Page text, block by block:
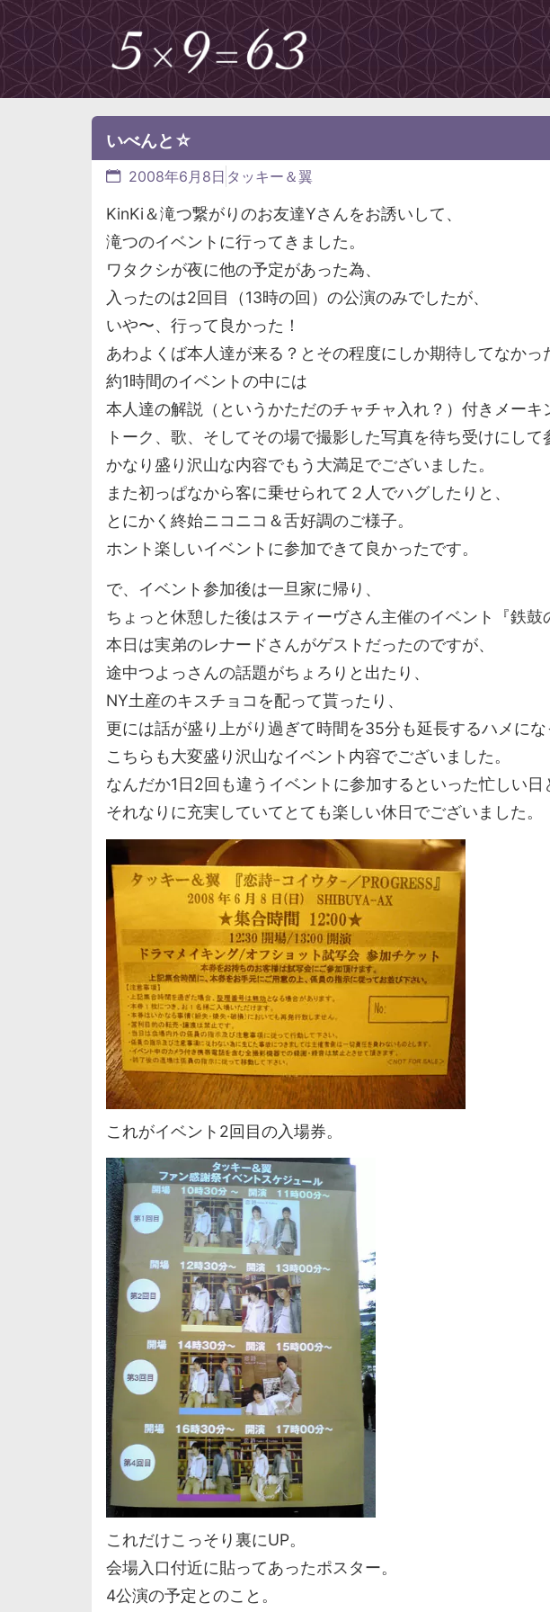
いべんと☆
2008年6月8日 タッキー＆翼
KinKi＆滝つ繋がりのお友達Yさんをお誘いして、
滝つのイベントに行ってきました。
ワタクシが夜に他の予定があった為、
入ったのは2回目（13時の回）の公演のみでしたが、
いや〜、行って良かった！
あわよくば本人達が来る？とその程度にしか期待してなかっ
約1時間のイベントの中には
本人達の解説（というかただのチャチャ入れ？）付きメーキ
トーク、歌、そしてその場で撮影した写真を待ち受けにして
かなり盛り沢山な内容でもう大満足でございました。
また初っぱなから客に乗せられて２人でハグしたりと、
とにかく終始ニコニコ＆舌好調のご様子。
ホント楽しいイベントに参加できて良かったです。
で、イベント参加後は一旦家に帰り、
ちょっと休憩した後はスティーヴさん主催のイベント『鉄鼓
本日は実弟のレナードさんがゲストだったのですが、
途中つよっさんの話題がちょろりと出たり、
NY土産のキスチョコを配って貰ったり、
更には話が盛り上がり過ぎて時間を35分も延長するハメにな
こちらも大変盛り沢山なイベント内容でございました。
なんだか1日2回も違うイベントに参加するといった忙しい日
それなりに充実していてとても楽しい休日でございました。
これがイベント2回目の入場券。
これだけこっそり裏にUP。
会場入口付近に貼ってあったポスター。
4公演の予定とのこと。